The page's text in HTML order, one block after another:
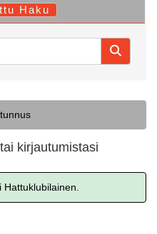
Haku
kirjautumistasi